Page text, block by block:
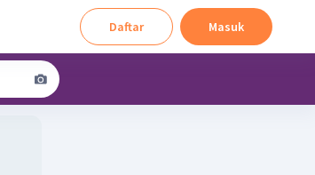
Daftar Masuk